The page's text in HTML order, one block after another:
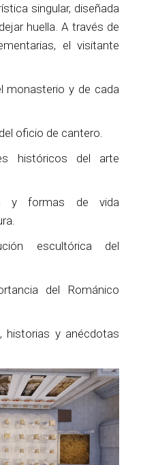
singular, diseñada
huella. A través de
el visitante
monasterio y de cada
oficio de cantero.
históricos del arte
y formas de vida
escultórica del
del Románico
historias y anécdotas